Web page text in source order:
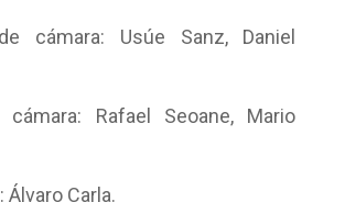
cámara: Usúe Sanz, Daniel
cámara: Rafael Seoane, Mario
Álvaro Carla.